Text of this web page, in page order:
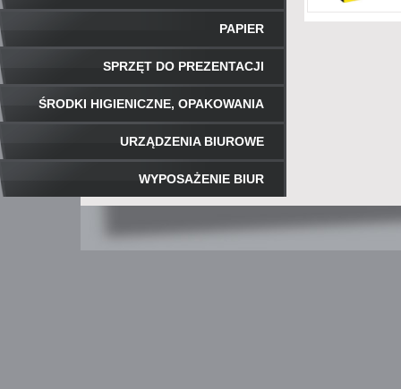
PAPIER
SPRZĘT DO PREZENTACJI
ŚRODKI HIGIENICZNE, OPAKOWANIA
URZĄDZENIA BIUROWE
WYPOSAŻENIE BIUR